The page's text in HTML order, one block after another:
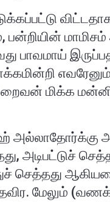
பாவமாய்
எவரேனும்
இறைவன் மிக்க
அல்லாதோர்க்கு
அடிபட்டுச்
செத்தது
மேலும்